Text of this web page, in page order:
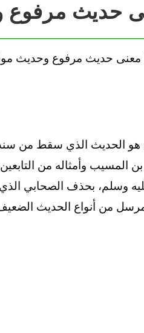
حديث
معنى حديث مرفوع وحديث
هو الحديث الذي سقط من
المسيب وأمثاله من
وسلم، بحذف الصحابي
من أنواع الحديث